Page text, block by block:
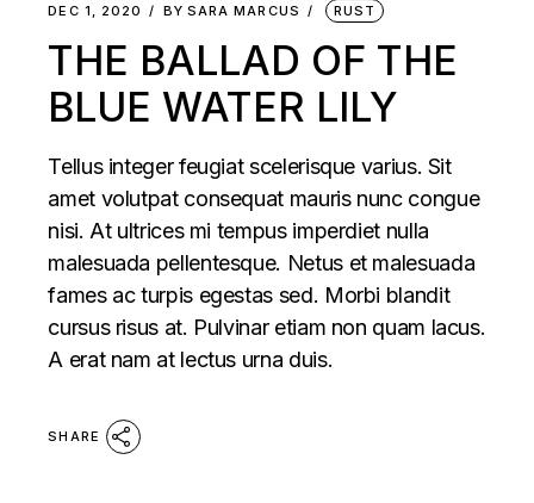
DEC 1, 2020 BY SARA MARCUS RUST
THE BALLAD OF THE
BLUE WATER LILY
Tellus integer feugiat scelerisque varius. Sit
amet volutpat consequat mauris nunc congue
nisi. At ultrices mi tempus imperdiet nulla
malesuada pellentesque. Netus et malesuada
fames ac turpis egestas sed. Morbi blandit
cursus risus at. Pulvinar etiam non quam lacus.
A erat nam at lectus urna duis.
SHARE